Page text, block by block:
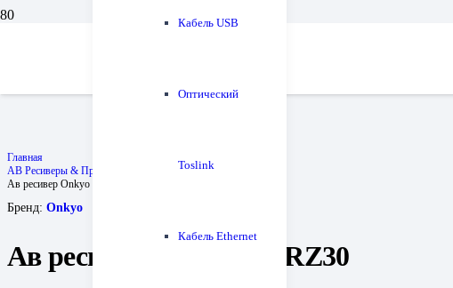
Кабель USB
Оптический
Toslink
Кабель Ethernet
Главная
АВ Ресиверы & Процессоры
Ав ресивер Onkyo TX-RZ30
Бренд: Onkyo
Ав ресивер Onkyo TX-RZ30